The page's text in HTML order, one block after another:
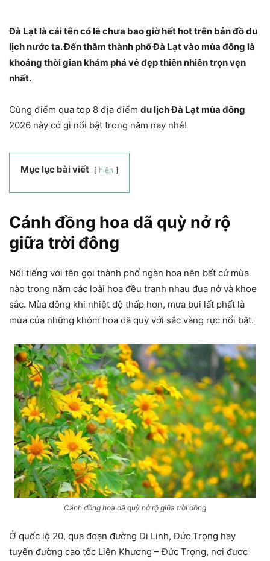
Đà Lạt là cái tên có lẽ chưa bao giờ hết hot trên bản đồ du
lịch nước ta. Đến thăm thành phố Đà Lạt vào mùa đông là
khoảng thời gian khám phá vẻ đẹp thiên nhiên trọn vẹn
nhất.
Cùng điểm qua top 8 địa điểm du lịch Đà Lạt mùa đông
2026 này có gì nổi bật trong năm nay nhé!
Mục lục bài viết hiện
Cánh đồng hoa dã quỳ nở rộ
giữa trời đông
Nổi tiếng với tên gọi thành phố ngàn hoa nên bất cứ mùa
nào trong năm các loài hoa đều tranh nhau đua nở và khoe
sắc. Mùa đông khi nhiệt độ thấp hơn, mưa bụi lất phất là
mùa của những khóm hoa dã quỳ với sắc vàng rực nổi bật.
Cánh đồng hoa dã quỳ nở rộ giữa trời đông
Ở quốc lộ 20, qua đoạn đường Di Linh, Đức Trọng hay
tuyến đường cao tốc Liên Khương – Đức Trọng, nơi được